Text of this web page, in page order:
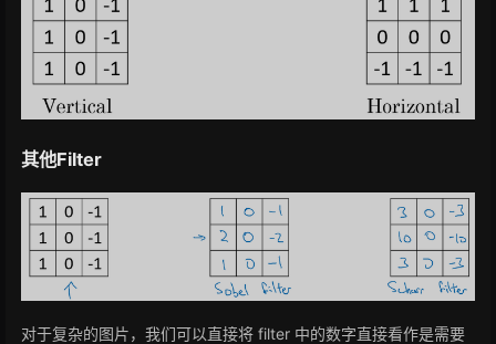
其他Filter
对于复杂的图片，我们可以直接将 filter 中的数字直接看作是需要